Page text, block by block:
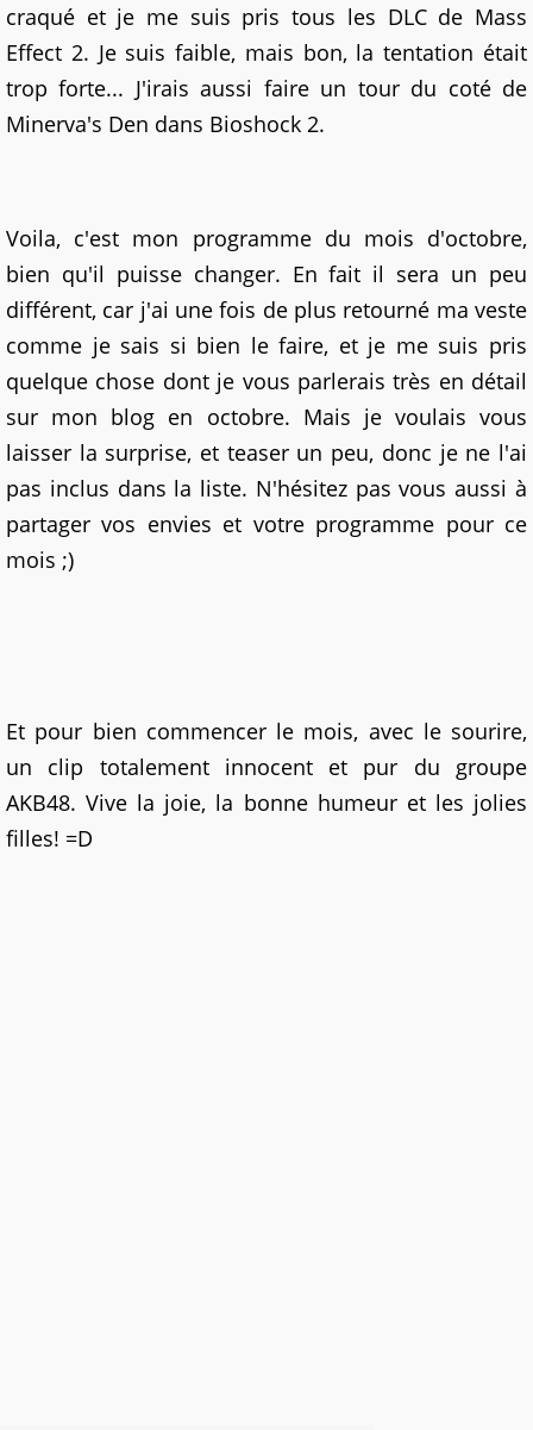
craqué et je me suis pris tous les DLC de Mass
Effect 2. Je suis faible, mais bon, la tentation était
trop forte... J'irais aussi faire un tour du coté de
Minerva's Den dans Bioshock 2.
Voila, c'est mon programme du mois d'octobre,
bien qu'il puisse changer. En fait il sera un peu
différent, car j'ai une fois de plus retourné ma veste
comme je sais si bien le faire, et je me suis pris
quelque chose dont je vous parlerais très en détail
sur mon blog en octobre. Mais je voulais vous
laisser la surprise, et teaser un peu, donc je ne l'ai
pas inclus dans la liste. N'hésitez pas vous aussi à
partager vos envies et votre programme pour ce
mois ;)
Et pour bien commencer le mois, avec le sourire,
un clip totalement innocent et pur du groupe
AKB48. Vive la joie, la bonne humeur et les jolies
filles! =D